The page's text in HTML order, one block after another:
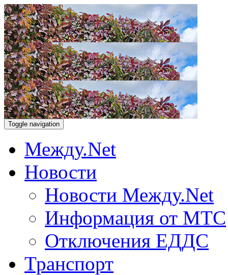
Toggle navigation
Между.Net
Новости
Новости Между.Net
Информация от МТС
Отключения ЕДДС
Транспорт